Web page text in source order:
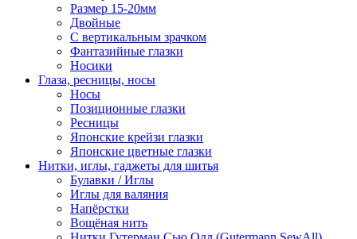
Размер 15-20мм
Двойные
С вертикальным зрачком
Фантазийные глазки
Носики
Глаза, ресницы, носы
Носы
Позиционные глазки
Ресницы
Японские крейзи глазки
Японские цветные глазки
Нитки, иглы, гаджеты для шитья
Булавки / Иглы
Иглы для валяния
Напёрстки
Вощёная нить